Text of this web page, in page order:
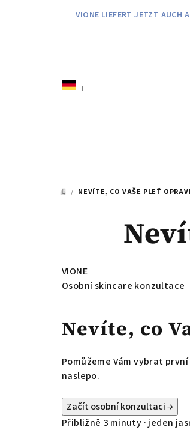
VIONE LIEFERT JETZT AUCH
STARTSEITE
/ NEVÍTE, CO VAŠE PLEŤ
VIONE
Osobní skincare konzultace
Nevíte, co
Pomůžeme Vám vybrat
naslepo.
Začít osobní konzultaci→
Přibližně 3 minuty · jeden